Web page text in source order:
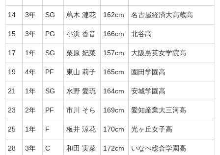
14 3年 SG 蔦木 漣花 162cm 名古屋経済大高蔵高
15 3年 PG 小浜 香音 166cm 北谷高
17 1年 SG 栗原 妃菜 157cm 大阪薫英女学院高
19 4年 PF 東山 莉子 165cm 園田学園高
21 1年 SG 水野 愛琉 164cm 安城学園高
23 2年 PF 市川 そら 169cm 愛知産業大三河高
25 1年 F 板井 涼花 170cm 光ヶ丘女子高
28 3年 C 和田 実菜 172cm いなべ総合学園高